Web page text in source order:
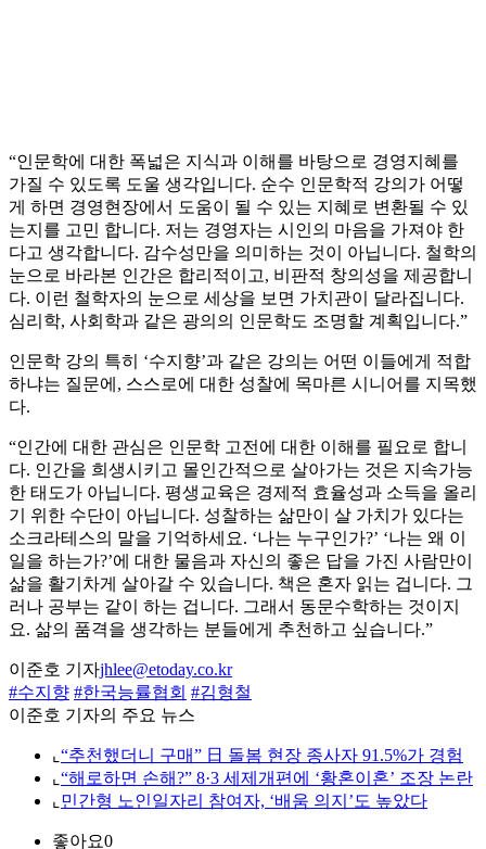
“인문학에 대한 폭넓은 지식과 이해를 바탕으로 경영지혜를
가질 수 있도록 도울 생각입니다. 순수 인문학적 강의가 어떻
게 하면 경영현장에서 도움이 될 수 있는 지혜로 변환될 수 있
는지를 고민 합니다. 저는 경영자는 시인의 마음을 가져야 한
다고 생각합니다. 감수성만을 의미하는 것이 아닙니다. 철학의
눈으로 바라본 인간은 합리적이고, 비판적 창의성을 제공합니
다. 이런 철학자의 눈으로 세상을 보면 가치관이 달라집니다.
심리학, 사회학과 같은 광의의 인문학도 조명할 계획입니다.”
인문학 강의 특히 ‘수지향’과 같은 강의는 어떤 이들에게 적합
하냐는 질문에, 스스로에 대한 성찰에 목마른 시니어를 지목했
다.
“인간에 대한 관심은 인문학 고전에 대한 이해를 필요로 합니
다. 인간을 희생시키고 몰인간적으로 살아가는 것은 지속가능
한 태도가 아닙니다. 평생교육은 경제적 효율성과 소득을 올리
기 위한 수단이 아닙니다. 성찰하는 삶만이 살 가치가 있다는
소크라테스의 말을 기억하세요. ‘나는 누구인가?’ ‘나는 왜 이
일을 하는가?’에 대한 물음과 자신의 좋은 답을 가진 사람만이
삶을 활기차게 살아갈 수 있습니다. 책은 혼자 읽는 겁니다. 그
러나 공부는 같이 하는 겁니다. 그래서 동문수학하는 것이지
요. 삶의 품격을 생각하는 분들에게 추천하고 싶습니다.”
이준호 기자jhlee@etoday.co.kr
#수지향 #한국능률협회 #김형철
이준호 기자의 주요 뉴스
⌞ “추천했더니 구매” 日 돌봄 현장 종사자 91.5%가 경험
⌞ “해로하면 손해?” 8·3 세제개편에 ‘황혼이혼’ 조장 논란
⌞ 민간형 노인일자리 참여자, ‘배움 의지’도 높았다
좋아요0